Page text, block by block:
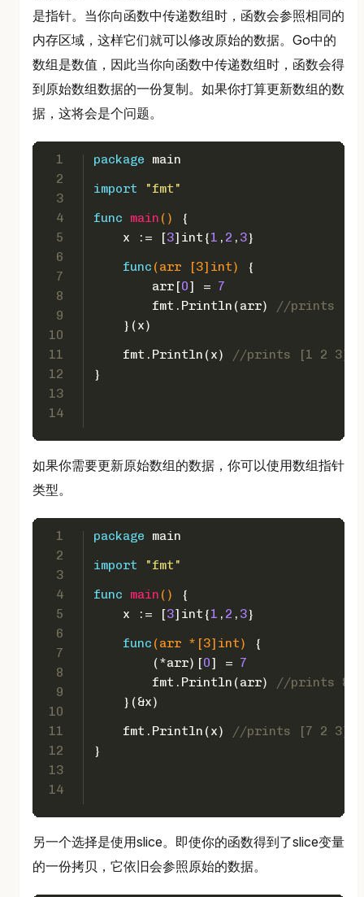
是指针。当你向函数中传递数组时，函数会参照相同的
内存区域，这样它们就可以修改原始的数据。Go中的
数组是数值，因此当你向函数中传递数组时，函数会得
到原始数组数据的一份复制。如果你打算更新数组的数
据，这将会是个问题。
1
2
3
4
5
6
7
8
9
10
11
12
13
14
package main
import
"fmt"
func
main ()
{
    x := [
3] int {1 , 2 , 3}
func (arr [3] int)
{
        arr[
0] = 7
        fmt.Println(arr)
//prints [7
    }(x)
    fmt.Println(x)
//prints [1 2 3]
}
如果你需要更新原始数组的数据，你可以使用数组指针
类型。
1
2
3
4
5
6
7
8
9
10
11
12
13
14
package main
import
"fmt"
func
main ()
{
    x := [
3] int {1 , 2 , 3}
func (arr *[3] int)
{
        (*arr)[
0] = 7
        fmt.Println(arr)
//prints
    }(&x)
    fmt.Println(x)
//prints [7 2 3]
}
另一个选择是使用slice。即使你的函数得到了slice变量
的一份拷贝，它依旧会参照原始的数据。